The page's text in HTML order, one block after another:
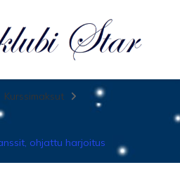
Star
Kurssimaksut
ohjattu harjoitus